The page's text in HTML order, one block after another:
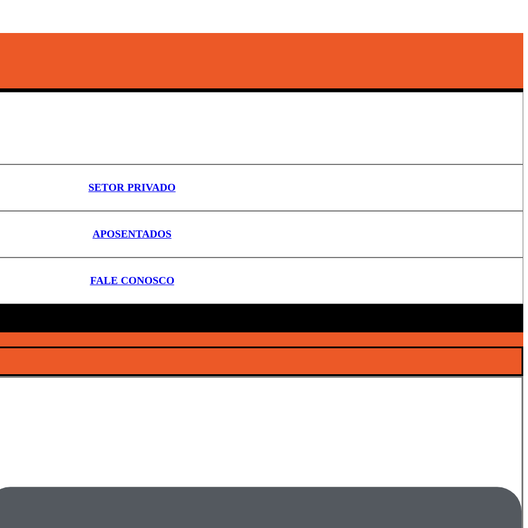
SETOR PRIVADO
APOSENTADOS
FALE CONOSCO